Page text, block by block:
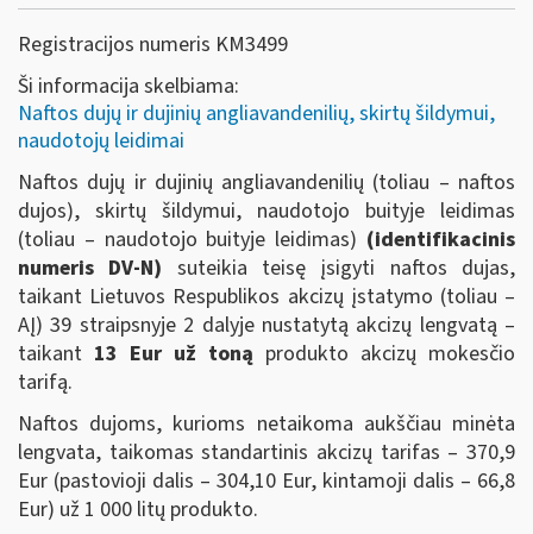
Registracijos numeris KM3499
Ši informacija skelbiama:
Naftos dujų ir dujinių angliavandenilių, skirtų šildymui,
naudotojų leidimai
Naftos dujų ir dujinių angliavandenilių (toliau – naftos
dujos), skirtų šildymui, naudotojo buityje leidimas
(toliau – naudotojo buityje leidimas) (identifikacinis
numeris DV-N) suteikia teisę įsigyti naftos dujas,
taikant Lietuvos Respublikos akcizų įstatymo (toliau –
AĮ) 39 straipsnyje 2 dalyje nustatytą akcizų lengvatą –
taikant 13 Eur už toną produkto akcizų mokesčio
tarifą.
Naftos dujoms, kurioms netaikoma aukščiau minėta
lengvata, taikomas standartinis akcizų tarifas – 370,9
Eur (pastovioji dalis – 304,10 Eur, kintamoji dalis – 66,8
Eur) už 1 000 litų produkto.